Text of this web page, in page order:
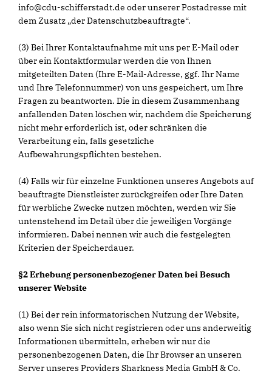
info@cdu-schifferstadt.de oder unserer Postadresse mit
dem Zusatz „der Datenschutzbeauftragte“.
(3) Bei Ihrer Kontaktaufnahme mit uns per E-Mail oder
über ein Kontaktformular werden die von Ihnen
mitgeteilten Daten (Ihre E-Mail-Adresse, ggf. Ihr Name
und Ihre Telefonnummer) von uns gespeichert, um Ihre
Fragen zu beantworten. Die in diesem Zusammenhang
anfallenden Daten löschen wir, nachdem die Speicherung
nicht mehr erforderlich ist, oder schränken die
Verarbeitung ein, falls gesetzliche
Aufbewahrungspflichten bestehen.
(4) Falls wir für einzelne Funktionen unseres Angebots auf
beauftragte Dienstleister zurückgreifen oder Ihre Daten
für werbliche Zwecke nutzen möchten, werden wir Sie
untenstehend im Detail über die jeweiligen Vorgänge
informieren. Dabei nennen wir auch die festgelegten
Kriterien der Speicherdauer.
§2 Erhebung personenbezogener Daten bei Besuch
unserer Website
(1) Bei der rein informatorischen Nutzung der Website,
also wenn Sie sich nicht registrieren oder uns anderweitig
Informationen übermitteln, erheben wir nur die
personenbezogenen Daten, die Ihr Browser an unseren
Server unseres Providers Sharkness Media GmbH & Co.